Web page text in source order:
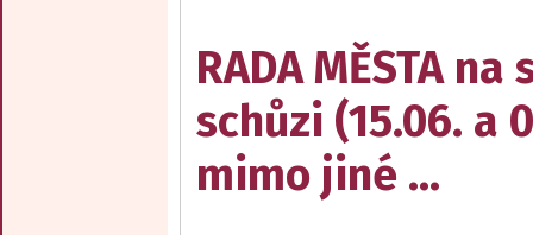
RADA MĚSTA na
schůzi (15.06. a
mimo jiné ...